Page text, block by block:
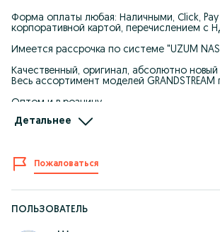
Форма оплаты любая: Наличными, Сlick, Pay
корпоративной картой, перечислением с
Имеется рассрочка по системе "UZUM
Качественный, оригинал, абсолютно новый
Весь ассортимент моделей GRANDSTREAM
Оптом и в розницу
НАШ АДРЕС: Напротив центрального входа
КОНТАКТЫ:
Бегзод
+99897 770 72 20
Музаффар
Детальнее
Пожаловаться
ПОЛЬЗОВАТЕЛЬ